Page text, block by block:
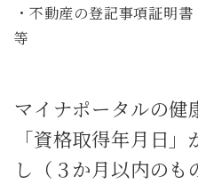
・不動産の登記事項証明書
等
マイナポータルの健
「資格取得年月日
し（３か月以内のも